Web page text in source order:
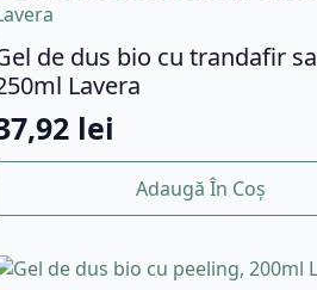
de dus bio cu trandafir
Lavera
lei
Adaugă În Coș